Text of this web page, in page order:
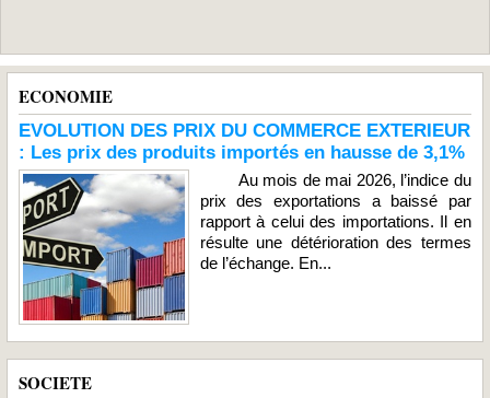
ECONOMIE
EVOLUTION DES PRIX DU COMMERCE EXTERIEUR
: Les prix des produits importés en hausse de 3,1%
Au mois de mai 2026, l’indice du
prix des exportations a baissé par
rapport à celui des importations. Il en
résulte une détérioration des termes
de l’échange. En...
SOCIETE